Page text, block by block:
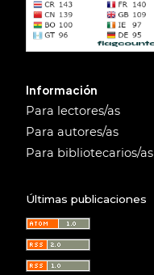
Información
Para lectores/as
Para autores/as
Para bibliotecarios/as
Últimas publicaciones